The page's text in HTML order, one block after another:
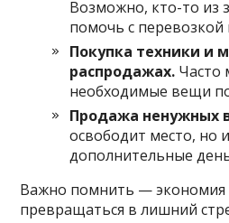
Возможно, кто-то из
помочь с перевозкой
Покупка техники и
распродажах. Часто
необходимые вещи
Продажа ненужных
освободит место, но
дополнительные
Важно помнить — экономия
превращаться в лишний